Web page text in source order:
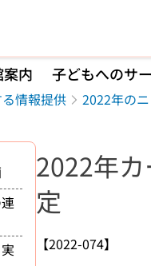
内 子どもへのサ
情報提供 2022年のニ
2022年
定
【2022-074】